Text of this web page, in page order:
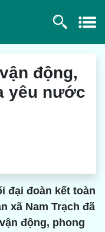
động,
yêu nước
đại đoàn kết toàn
xã Nam Trạch đã
động, phong